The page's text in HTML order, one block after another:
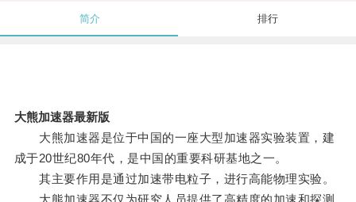
简介 排行
大熊加速器最新版
大熊加速器是位于中国的一座大型加速器实验装置，建
成于20世纪80年代，是中国的重要科研基地之一。
其主要作用是通过加速带电粒子，进行高能物理实验。